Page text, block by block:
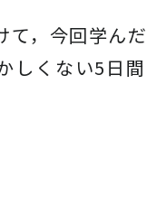
て，今回学ん
しくない5日